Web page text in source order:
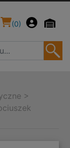
(0)
>